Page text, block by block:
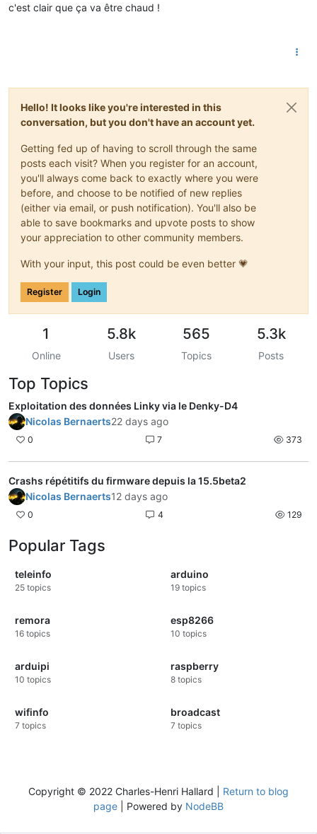
c'est clair que ça va être chaud !
Hello! It looks like you're interested in this
conversation, but you don't have an account yet.
Getting fed up of having to scroll through the same
posts each visit? When you register for an account,
you'll always come back to exactly where you were
before, and choose to be notified of new replies
(either via email, or push notification). You'll also be
able to save bookmarks and upvote posts to show
your appreciation to other community members.
With your input, this post could be even better 💗
Register Login
1
Online
5.8k
Users
565
Topics
5.3k
Posts
Top Topics
Exploitation des données Linky via le Denky-D4
Nicolas Bernaerts22 days ago
0 7 373
Crashs répétitifs du firmware depuis la 15.5beta2
Nicolas Bernaerts12 days ago
0 4 129
Popular Tags
teleinfo
25 topics
arduino
19 topics
remora
16 topics
esp8266
10 topics
arduipi
10 topics
raspberry
8 topics
wifinfo
7 topics
broadcast
7 topics
Copyright © 2022 Charles-Henri Hallard | Return to blog
page | Powered by NodeBB